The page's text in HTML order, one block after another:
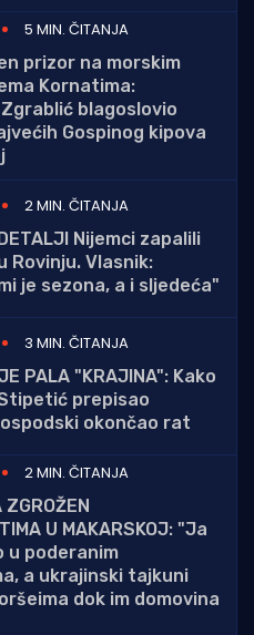
5 MIN. ČITANJA
prizor na morskim
Kornatima:
blagoslovio
Gospinog kipova
2 MIN. ČITANJA
Nijemci zapalili
Rovinju. Vlasnik:
je sezona, a i sljedeća"
3 MIN. ČITANJA
PALA "KRAJINA": Kako
prepisao
okončao rat
2 MIN. ČITANJA
U MAKARSKOJ: "Ja
u poderanim
a ukrajinski tajkuni
dok im domovina